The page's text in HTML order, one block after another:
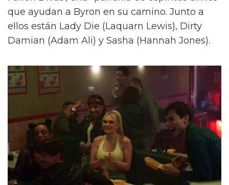
que ayudan a Byron en su camino. Junto a
ellos están Lady Die (Laquarn Lewis), Dirty
Damian (Adam Ali) y Sasha (Hannah Jones).